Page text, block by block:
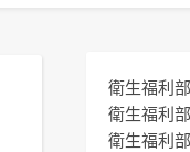
衛生福利部
衛生福利
衛生福利